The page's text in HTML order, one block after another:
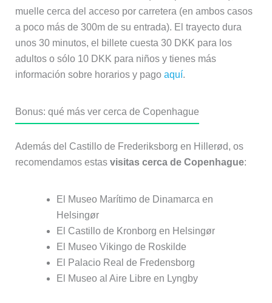
Bonus: qué más ver cerca de Copenhague
Además del Castillo de Frederiksborg en Hillerød, os
recomendamos estasvisitas cerca de Copenhague
El Museo Marítimo de Dinamarca en
El Castillo de Kronborg en Helsingør
El Museo Vikingo de Roskilde
El Museo al Aire Libre en Lyngby
Tenéis más detalles de cada una, qué ver, precios, etc.
nuestro artículo con las mejores cosas que ver
cerca de Copenhague.